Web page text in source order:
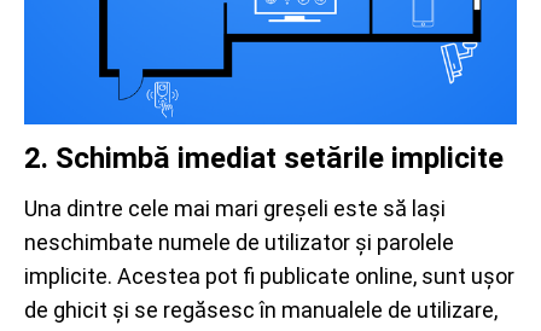
2. Schimbă imediat setările implicite
Una dintre cele mai mari greșeli este să lași
neschimbate numele de utilizator și parolele
implicite. Acestea pot fi publicate online, sunt ușor
de ghicit și se regăsesc în manualele de utilizare,